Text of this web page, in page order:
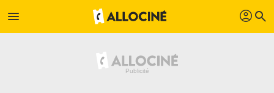
menu profil search